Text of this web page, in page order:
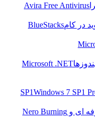
Avira Free Antivirus
در کامBlueStacks
Microsoft .NET
Windows 7 SP1
Nero Burning